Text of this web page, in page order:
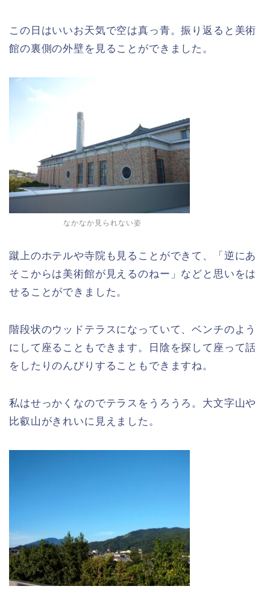
この日はいいお天気で空は真っ青。振り返ると美術
館の裏側の外壁を見ることができました。
なかなか見られない姿
蹴上のホテルや寺院も見ることができて、「逆にあ
そこからは美術館が見えるのねー」などと思いをは
せることができました。
階段状のウッドテラスになっていて、ベンチのよう
にして座ることもできます。日陰を探して座って話
をしたりのんびりすることもできますね。
私はせっかくなのでテラスをうろうろ。大文字山や
比叡山がきれいに見えました。